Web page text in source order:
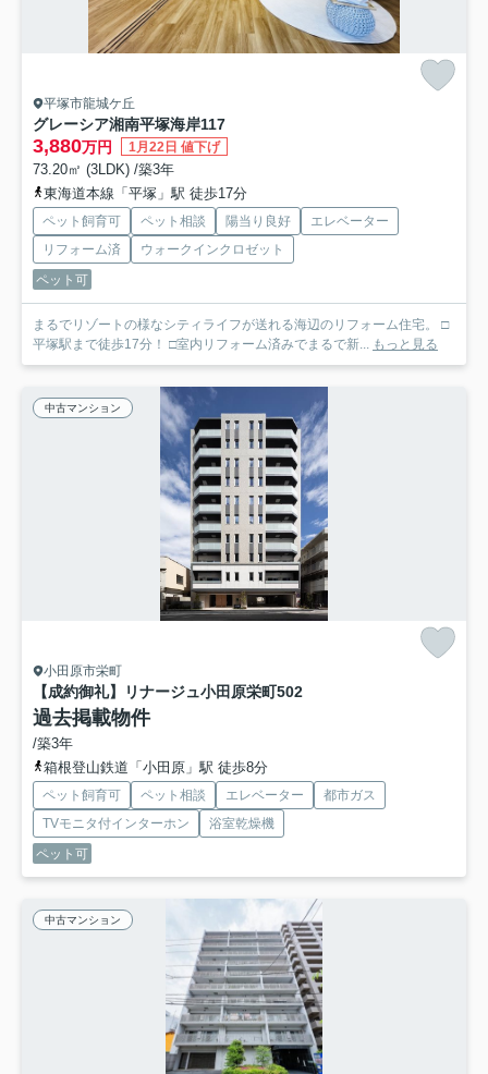
平塚市龍城ケ丘
グレーシア湘南平塚海岸117
3,880万円 1月22日 値下げ
73.20㎡ (3LDK) /築3年
東海道本線「平塚」駅 徒歩17分
ペット飼育可 ペット相談 陽当り良好
エレベーター
リフォーム済
ウォークインクロゼット
ペット可
まるでリゾートの様なシティライフが送れる海辺のリフォーム住宅。 □
平塚駅まで徒歩17分！ □室内リフォーム済みでまるで新... もっと見る
中古マンション
小田原市栄町
【成約御礼】リナージュ小田原栄町502
過去掲載物件
/築3年
箱根登山鉄道「小田原」駅 徒歩8分
ペット飼育可 ペット相談 エレベーター
都市ガス
TVモニタ付インターホン
浴室乾燥機
ペット可
中古マンション